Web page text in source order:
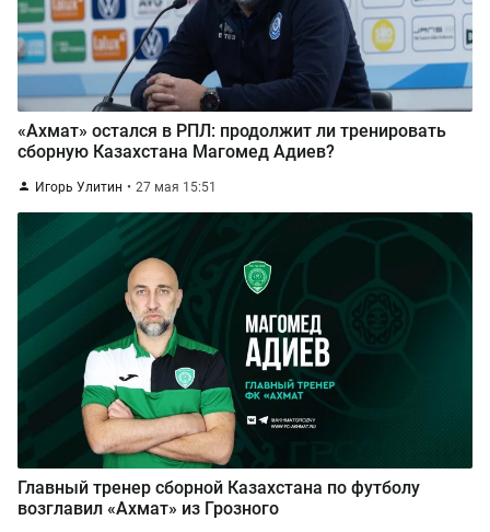
«Ахмат» остался в РПЛ: продолжит ли тренировать
сборную Казахстана Магомед Адиев?
Игорь Улитин 27 мая 15:51
Главный тренер сборной Казахстана по футболу
возглавил «Ахмат» из Грозного